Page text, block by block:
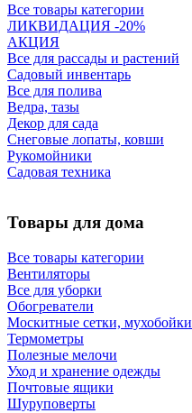
Все товары категории
ЛИКВИДАЦИЯ -20%
АКЦИЯ
Все для рассады и растений
Садовый инвентарь
Все для полива
Ведра, тазы
Декор для сада
Снеговые лопаты, ковши
Рукомойники
Садовая техника
Товары для дома
Все товары категории
Вентиляторы
Все для уборки
Обогреватели
Москитные сетки, мухобойки
Термометры
Полезные мелочи
Уход и хранение одежды
Почтовые ящики
Шуруповерты